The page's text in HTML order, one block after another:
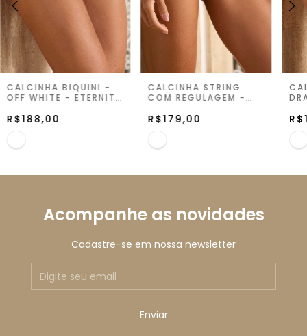
CALCINHA BIQUINI -
OFF WHITE - ETERNITY
R$188,00
CALCINHA STRING
COM REGULAGEM -
GLOW
R$179,00
Acompanhe as novidades
Cadastre-se em nossa newsletter